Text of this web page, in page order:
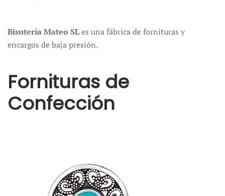
Bisutería Mateo SLes una fábrica de fornituras y
encargos de baja presión.
Fornituras de
Confección